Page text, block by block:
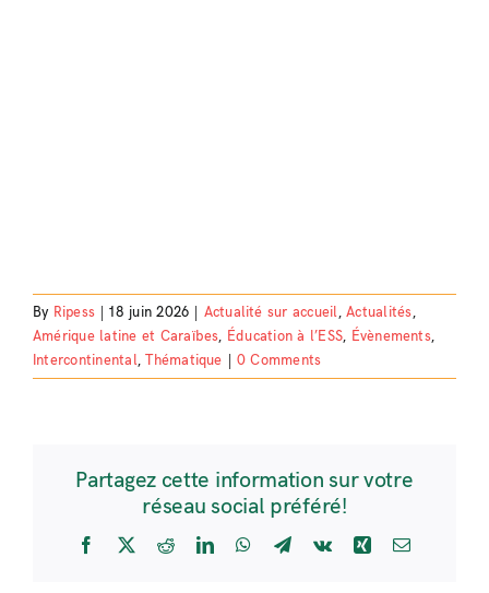
By Ripess 18 juin 2026 Actualité sur accueil,Actualités,
Amérique latine et Caraïbes, Éducation à l’ESS, Évènements,
Intercontinental,Thématique 0 Comments
Partagez cette information sur votre
réseau social préféré!
Facebook
X RedditLinkedInWhatsApp
Telegram
Vk Xing Email